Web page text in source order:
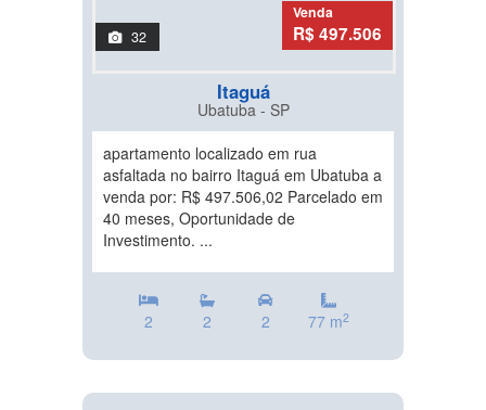
32
Venda
R$ 497.506
Itaguá
Ubatuba - SP
apartamento localizado em rua
asfaltada no bairro Itaguá em Ubatuba a
venda por: R$ 497.506,02 Parcelado em
40 meses, Oportunidade de
Investimento. ...
2 2 2 77 m2